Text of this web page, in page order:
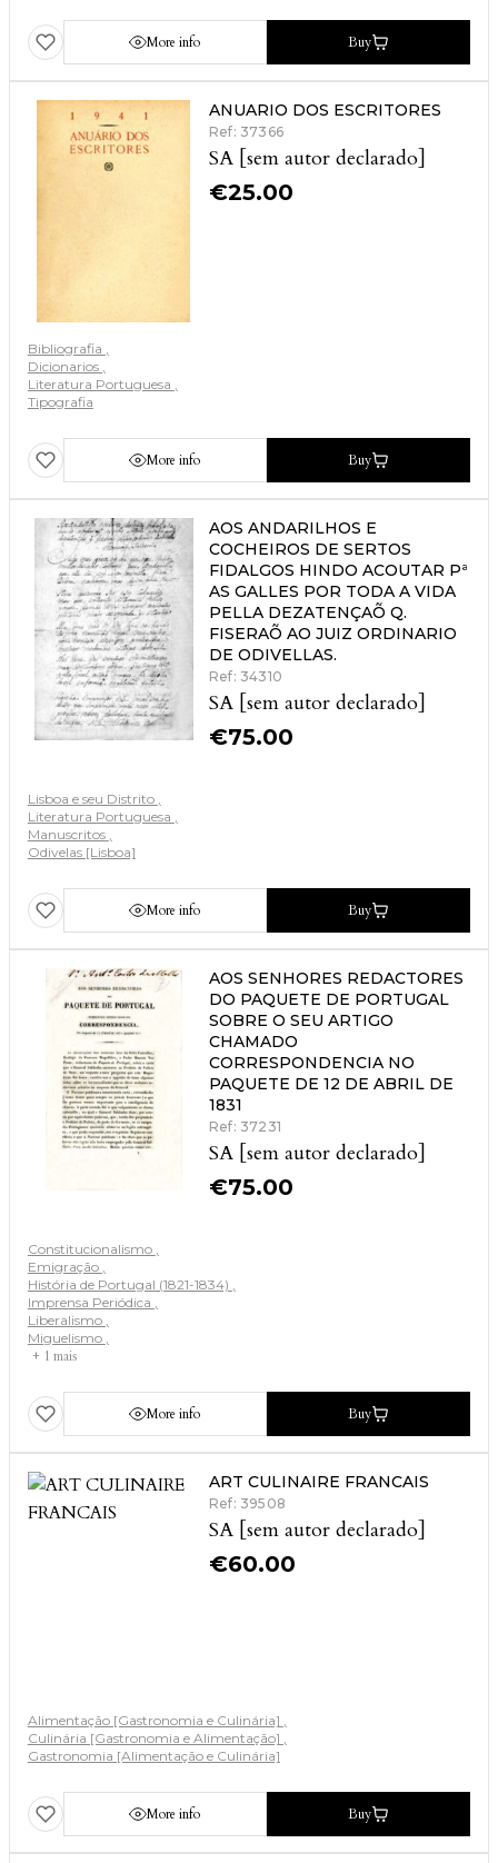
More info Buy
ANUARIO DOS ESCRITORES
Ref: 37366
SA [sem autor declarado]
€25.00
Bibliografia
Dicionarios
Literatura Portuguesa
Tipografia
More info Buy
AOS ANDARILHOS E
COCHEIROS DE SERTOS
FIDALGOS HINDO ACOUTAR Pª
AS GALLES POR TODA A VIDA
PELLA DEZATENÇAÕ Q.
FISERAÕ AO JUIZ ORDINARIO
DE ODIVELLAS.
Ref: 34310
SA [sem autor declarado]
€75.00
Lisboa e seu Distrito
Literatura Portuguesa
Manuscritos
Odivelas [Lisboa]
More info Buy
AOS SENHORES REDACTORES
DO PAQUETE DE PORTUGAL
SOBRE O SEU ARTIGO
CHAMADO
CORRESPONDENCIA NO
PAQUETE DE 12 DE ABRIL DE
1831
Ref: 37231
SA [sem autor declarado]
€75.00
Constitucionalismo
Emigração
História de Portugal (1821-1834)
Imprensa Periódica
Liberalismo
Miguelismo
+ 1 mais
More info Buy
ART CULINAIRE FRANCAIS
Ref: 39508
SA [sem autor declarado]
€60.00
Alimentação [Gastronomia e Culinária]
Culinária [Gastronomia e Alimentação]
Gastronomia [Alimentação e Culinária]
More info Buy